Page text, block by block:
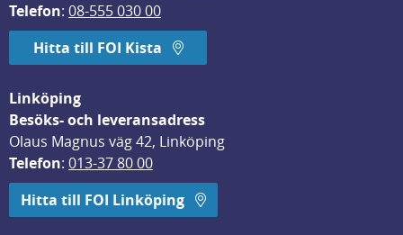
Telefon: 08-555 030 00
Hitta till FOI Kista
Linköping
Besöks- och leveransadress
Olaus Magnus väg 42, Linköping
Telefon: 013-37 80 00
Hitta till FOI Linköping